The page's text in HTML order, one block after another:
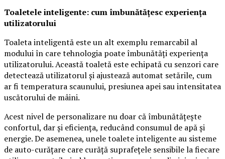
Toaletele inteligente: cum îmbunătățesc experiența
utilizatorului
Toaleta inteligentă este un alt exemplu remarcabil al
modului în care tehnologia poate îmbunătăți experiența
utilizatorului. Această toaletă este echipată cu senzori care
detectează utilizatorul și ajustează automat setările, cum
ar fi temperatura scaunului, presiunea apei sau intensitatea
uscătorului de mâini.
Acest nivel de personalizare nu doar că îmbunătățește
confortul, dar și eficiența, reducând consumul de apă și
energie. De asemenea, unele toalete inteligente au sisteme
de auto-curățare care curăță suprafețele sensibile la fiecare